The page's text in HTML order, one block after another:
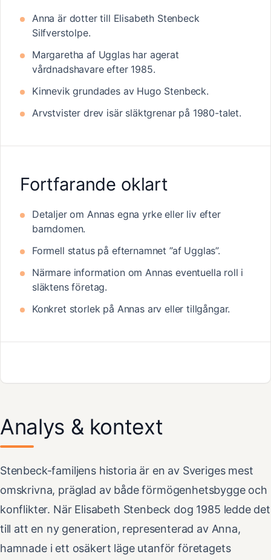
Anna är dotter till Elisabeth Stenbeck
Silfverstolpe.
Margaretha af Ugglas har agerat
vårdnadshavare efter 1985.
Kinnevik grundades av Hugo Stenbeck.
Arvstvister drev isär släktgrenar på 1980-talet.
Fortfarande oklart
Detaljer om Annas egna yrke eller liv efter
barndomen.
Formell status på efternamnet ”af Ugglas”.
Närmare information om Annas eventuella roll i
släktens företag.
Konkret storlek på Annas arv eller tillgångar.
Analys & kontext
Stenbeck-familjens historia är en av Sveriges mest
omskrivna, präglad av både förmögenhetsbygge och
konflikter. När Elisabeth Stenbeck dog 1985 ledde det
till att en ny generation, representerad av Anna,
hamnade i ett osäkert läge utanför företagets